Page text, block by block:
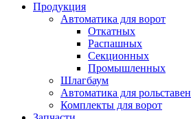
Продукция
Автоматика для ворот
Откатных
Распашных
Секционных
Промышленных
Шлагбаум
Автоматика для рольставен
Комплекты для ворот